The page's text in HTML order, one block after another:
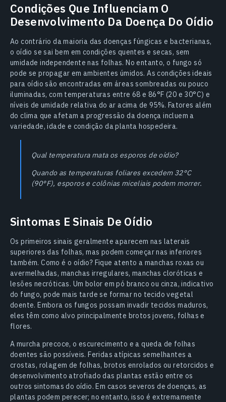
Condições Que Influenciam O
Desenvolvimento Da Doença Do Oídio
Ao contrário da maioria das doenças fúngicas e bacterianas,
o oídio se sai bem em condições quentes e secas, sem
umidade independente nas folhas. No entanto, o fungo só
pode se propagar em ambientes úmidos. As condições ideais
para oídio são encontradas em áreas sombreadas ou pouco
iluminadas, com temperaturas entre 68 e 86°F (20 e 30°C) e
níveis de umidade relativa do ar acima de 95%. Fatores além
do clima que afetam a progressão da doença incluem a
variedade, idade e condição da planta hospedeira.
Qual temperatura mata os esporos de oídio?
Quando as temperaturas foliares excedem 32°C
(90°F), esporos e colônias miceliais podem morrer.
Sintomas E Sinais De Oídio
Os primeiros sinais geralmente aparecem nas laterais
superiores das folhas, mas podem começar nas inferiores
também. Como é o oídio? Fique atento a manchas roxas ou
avermelhadas, manchas irregulares, manchas cloróticas e
lesões necróticas. Um bolor em pó branco ou cinza, indicativo
do fungo, pode mais tarde se formar no tecido vegetal
doente. Embora os fungos possam invadir tecidos maduros,
eles têm como alvo principalmente brotos jovens, folhas e
flores.
A murcha precoce, o escurecimento e a queda de folhas
doentes são possíveis. Feridas atípicas semelhantes a
crostas, rolagem de folhas, brotos enrolados ou retorcidos e
desenvolvimento atrofiado das plantas estão entre os
outros sintomas do oídio. Em casos severos de doenças, as
plantas podem perecer; no entanto, isso é extremamente